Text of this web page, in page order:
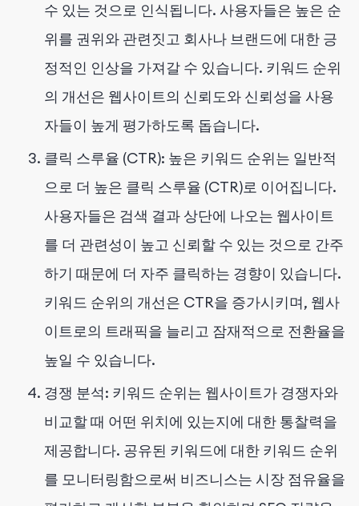
수 있는 것으로 인식됩니다. 사용자들은 높은 순
위를 권위와 관련짓고 회사나 브랜드에 대한 긍
정적인 인상을 가져갈 수 있습니다. 키워드 순위
의 개선은 웹사이트의 신뢰도와 신뢰성을 사용
자들이 높게 평가하도록 돕습니다.
클릭 스루율 (CTR): 높은 키워드 순위는 일반적
으로 더 높은 클릭 스루율 (CTR)로 이어집니다.
사용자들은 검색 결과 상단에 나오는 웹사이트
를 더 관련성이 높고 신뢰할 수 있는 것으로 간주
하기 때문에 더 자주 클릭하는 경향이 있습니다.
키워드 순위의 개선은 CTR을 증가시키며, 웹사
이트로의 트래픽을 늘리고 잠재적으로 전환율을
높일 수 있습니다.
경쟁 분석: 키워드 순위는 웹사이트가 경쟁자와
비교할 때 어떤 위치에 있는지에 대한 통찰력을
제공합니다. 공유된 키워드에 대한 키워드 순위
를 모니터링함으로써 비즈니스는 시장 점유율을